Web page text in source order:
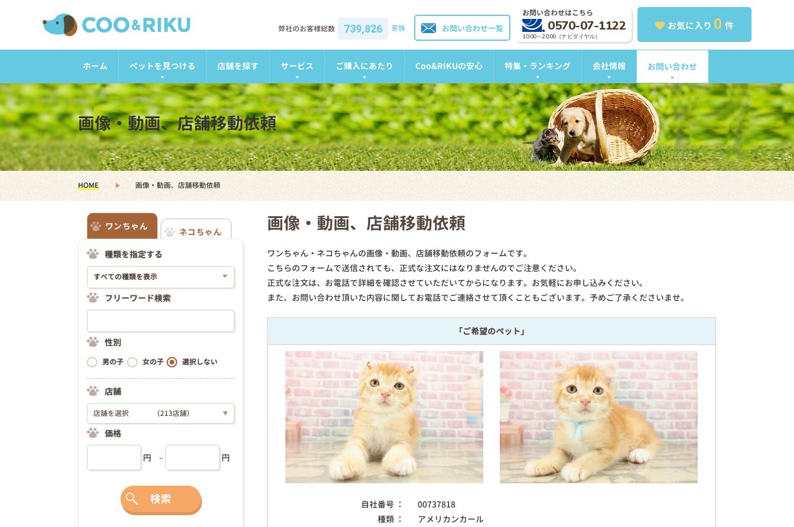
お気に入り 0 件
お問い合わせはこちら
0570-07-1122
10:00～20:00（ナビダイヤル）
お問い合わせ一覧
弊社のお客様総数 739,826 家族
ホーム ペットを見つける 店舗を探す サービス ご購入にあたり Coo&RIKUの安心 特集・ランキング 会社情報 お問い合わせ
画像・動画、店舗移動依頼
HOME 画像・動画、店舗移動依頼
画像・動画、店舗移動依頼
ワンちゃん・ネコちゃんの画像・動画、店舗移動依頼のフォームです。
こちらのフォームで送信されても、正式な注文にはなりませんのでご注意ください。
正式な注文は、お電話で詳細を確認させていただいてからになります。お気軽にお申し込みください。
また、お問い合わせ頂いた内容に関してお電話でご連絡させて頂くこともございます。予めご了承くださいませ。
「ご希望のペット」
自社番号 ：
00737818
種類 ：
アメリカンカール
ワンちゃん
ネコちゃん
種類を指定する
フリーワード検索
性別
男の子 女の子 選択しない
店舗
店舗を選択 （213店舗） ▼
価格
円 円
検索